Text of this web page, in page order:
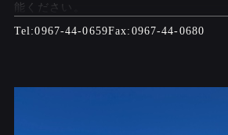
能ください。
0967-44-0659
0967-44-0680